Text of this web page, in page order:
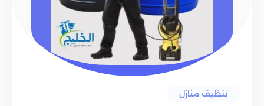
تنظيف منازل